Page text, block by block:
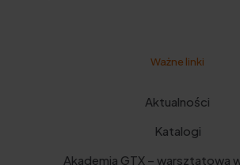
Ważne linki
Aktualności
Katalogi
Akademia GTX – warsztatowa